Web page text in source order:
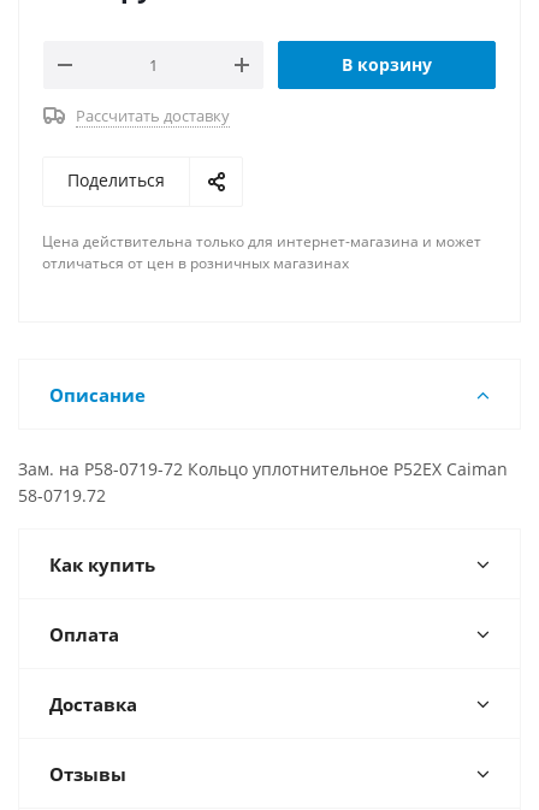
В корзину
Рассчитать доставку
Поделиться
Цена действительна только для интернет-магазина и может
отличаться от цен в розничных магазинах
Описание
Зам. на P58-0719-72 Кольцо уплотнительное P52EX Caiman
58-0719.72
Как купить
Оплата
Доставка
Отзывы